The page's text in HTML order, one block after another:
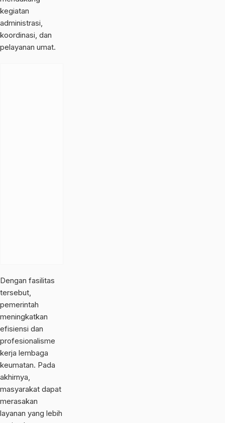
kegiatan
administrasi,
koordinasi, dan
pelayanan umat.
Dengan fasilitas
tersebut,
pemerintah
meningkatkan
efisiensi dan
profesionalisme
kerja lembaga
keumatan. Pada
akhirnya,
masyarakat dapat
merasakan
layanan yang lebih